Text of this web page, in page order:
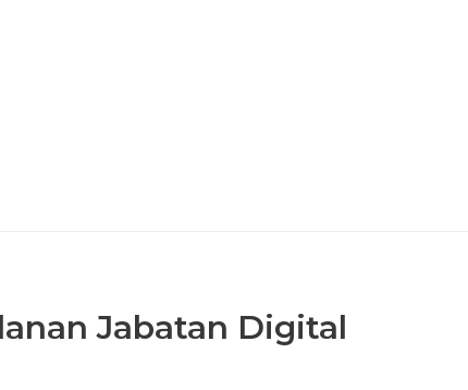
Jabatan Digital